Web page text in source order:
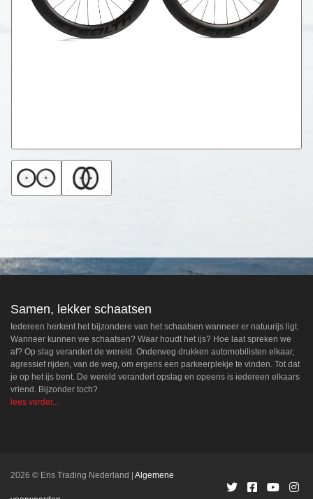
Samen, lekker schaatsen
Iedereen herkent het bijzondere van het schaatsen wanneer er natuurijs ligt.
Wanneer kunnen we schaatsen? Waar houdt het ijs? Hoe laat spreken we
af? Op slag verandert de wereld. Onderweg drukken automobilisten elkaar,
agressief rijden, van de weg, om ergens een parkeerplekje te vinden. Tot dat
je op het ijs bent. De wereld verandert opslag en opeens is iedereen elkaars
vriend. Bijzonder toch?
lees verder...
2026 © Eris Trading Nederland Algemene